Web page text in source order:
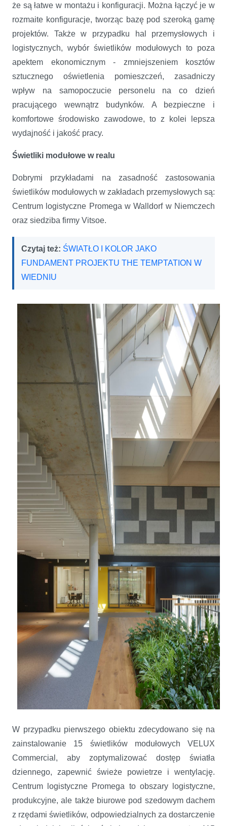
że są łatwe w montażu i konfiguracji. Można łączyć je w
rozmaite konfiguracje, tworząc bazę pod szeroką gamę
projektów. Także w przypadku hal przemysłowych i
logistycznych, wybór świetlików modułowych to poza
apektem ekonomicznym - zmniejszeniem kosztów
sztucznego oświetlenia pomieszczeń, zasadniczy
wpływ na samopoczucie personelu na co dzień
pracującego wewnątrz budynków. A bezpieczne i
komfortowe środowisko zawodowe, to z kolei lepsza
wydajność i jakość pracy.
Świetliki modułowe w realu
Dobrymi przykładami na zasadność zastosowania
świetlików modułowych w zakładach przemysłowych są:
Centrum logistyczne Promega w Walldorf w Niemczech
oraz siedziba firmy Vitsoe.
Czytaj też: ŚWIATŁO I KOLOR JAKO
FUNDAMENT PROJEKTU THE TEMPTATION W
WIEDNIU
W przypadku pierwszego obiektu zdecydowano się na
zainstalowanie 15 świetlików modułowych VELUX
Commercial, aby zoptymalizować dostęp światła
dziennego, zapewnić świeże powietrze i wentylację.
Centrum logistyczne Promega to obszary logistyczne,
produkcyjne, ale także biurowe pod szedowym dachem
z rzędami świetlików, odpowiedzialnych za dostarczenie